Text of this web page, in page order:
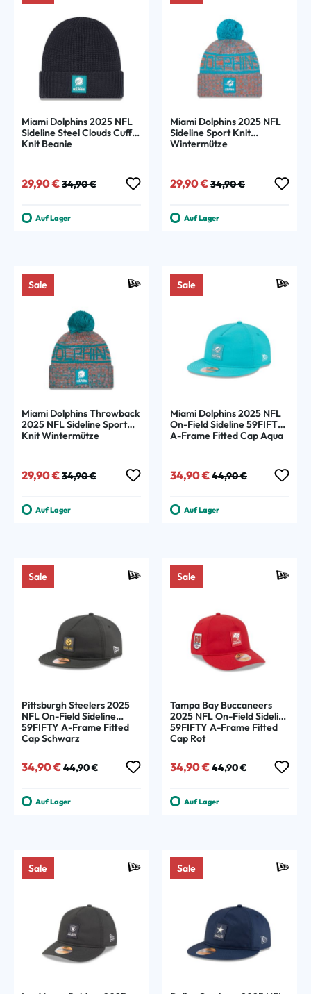
Miami Dolphins 2025 NFL
Sideline Steel Clouds Cuff
Knit Beanie
Verkaufspreis:
29,90 € Regulärer Preis:
34,90 €
Auf Lager
Miami Dolphins 2025 NFL
Sideline Sport Knit
Wintermütze
Verkaufspreis:
29,90 € Regulärer Preis:
34,90 €
Auf Lager
Sale
Miami Dolphins Throwback
2025 NFL Sideline Sport
Knit Wintermütze
Verkaufspreis:
29,90 € Regulärer Preis:
34,90 €
Auf Lager
Sale
Miami Dolphins 2025 NFL
On-Field Sideline 59FIFTY
A-Frame Fitted Cap Aqua
Verkaufspreis:
34,90 € Regulärer Preis:
44,90 €
Auf Lager
Sale
Pittsburgh Steelers 2025
NFL On-Field Sideline
59FIFTY A-Frame Fitted
Cap Schwarz
Verkaufspreis:
34,90 € Regulärer Preis:
44,90 €
Auf Lager
Sale
Tampa Bay Buccaneers
2025 NFL On-Field Sideline
59FIFTY A-Frame Fitted
Cap Rot
Verkaufspreis:
34,90 € Regulärer Preis:
44,90 €
Auf Lager
Sale Sale